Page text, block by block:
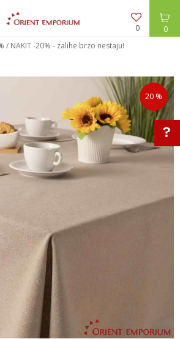
0
0
/ NAKIT -20% - zalihe brzo nestaju!
20 %